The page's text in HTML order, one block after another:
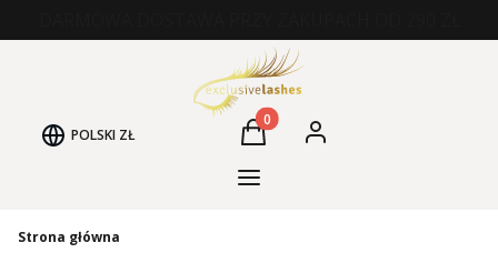
POLSKI ZŁ Produkty w koszyku: 0. Zobacz
Koszyk
Zaloguj się
Kategorie Produktów
Strona główna